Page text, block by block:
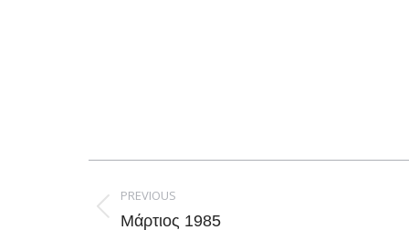
navigation
PREVIOUS
Previous
Μάρτιος 1985